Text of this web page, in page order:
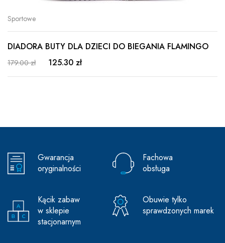
Sportowe
DIADORA BUTY DLA DZIECI DO BIEGANIA FLAMINGO
179.00 zł 125.30 zł
Gwarancja
oryginalności
Fachowa
obsługa
Kącik zabaw
w sklepie
stacjonarnym
Obuwie tylko
sprawdzonych marek